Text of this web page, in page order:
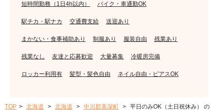
短時間勤務（1日4h以内） バイク・車通勤OK
駅チカ・駅ナカ 交通費支給 送迎あり
まかない・食事補助あり 制服あり 服装自由 残業あり
残業なし 友達と応募歓迎 大量募集 冷暖房完備
ロッカー利用有 髪型・髪色自由 ネイル自由・ピアスOK
TOP 北海道 北海道 中川郡美深町
平日のみOK（土日祝休み） の